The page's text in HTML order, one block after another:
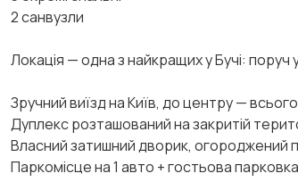
2 санвузли
Локація — одна з найкращих у Бучі:
Зручний виїзд на Київ, до центру —
Дуплекс розташований на закритій
Власний затишний дворик, огороджений
Паркомісце на 1 авто + гостьова